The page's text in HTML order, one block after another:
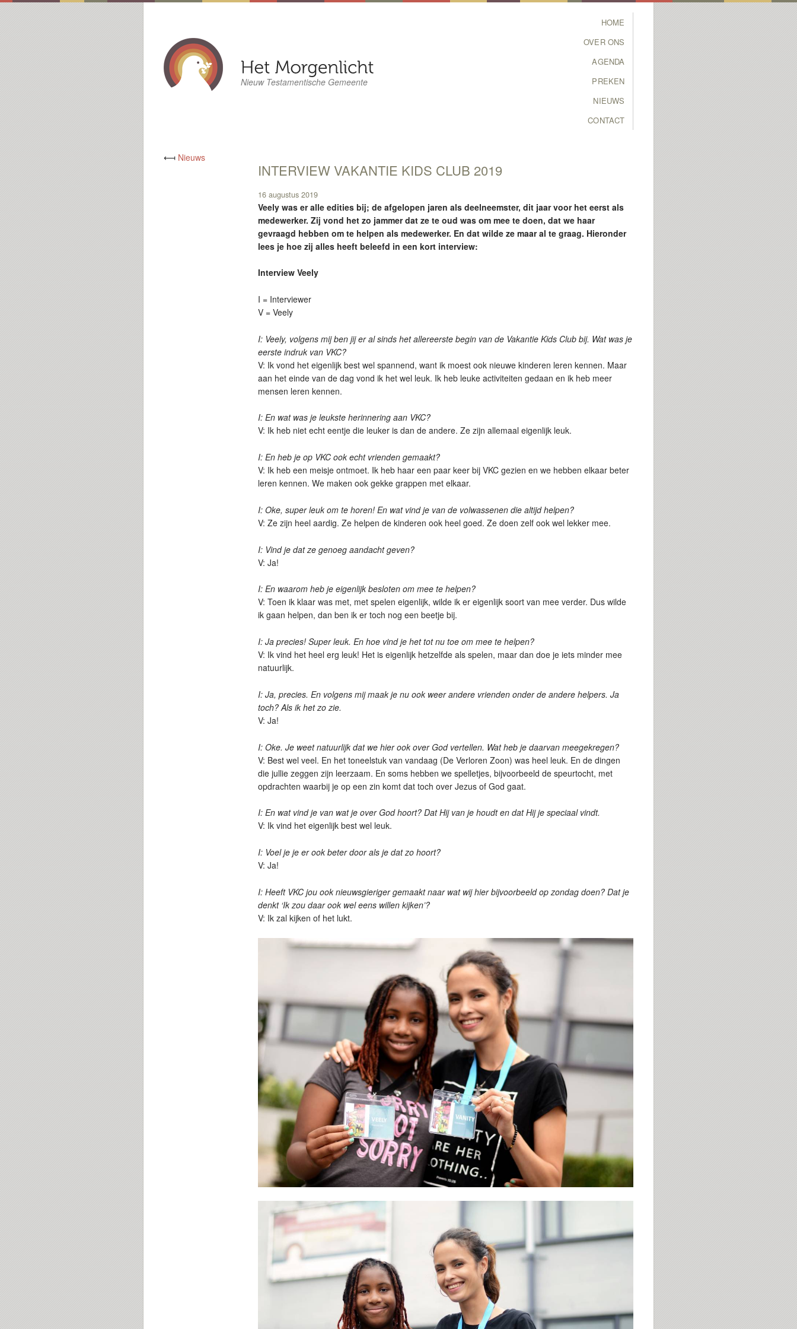
Nieuw Testamentische Gemeente
SKIP TO PRIMARY
CONTENT
SKIP TO SECONDARY
CONTENT
HOME
OVER ONS
AGENDA
PREKEN
NIEUWS
CONTACT
⟻ Nieuws
INTERVIEW VAKANTIE KIDS CLUB 2019
16 augustus 2019
Veely was er alle edities bij; de afgelopen jaren als deelneemster, dit jaar voor het eerst als
medewerker. Zij vond het zo jammer dat ze te oud was om mee te doen, dat we haar
gevraagd hebben om te helpen als medewerker. En dat wilde ze maar al te graag. Hieronder
lees je hoe zij alles heeft beleefd in een kort interview:
Interview Veely
I = Interviewer
V = Veely
I: Veely, volgens mij ben jij er al sinds het allereerste begin van de Vakantie Kids Club bij. Wat was je
eerste indruk van VKC?
V: Ik vond het eigenlijk best wel spannend, want ik moest ook nieuwe kinderen leren kennen. Maar
aan het einde van de dag vond ik het wel leuk. Ik heb leuke activiteiten gedaan en ik heb meer
mensen leren kennen.
I: En wat was je leukste herinnering aan VKC?
V: Ik heb niet echt eentje die leuker is dan de andere. Ze zijn allemaal eigenlijk leuk.
I: En heb je op VKC ook echt vrienden gemaakt?
V: Ik heb een meisje ontmoet. Ik heb haar een paar keer bij VKC gezien en we hebben elkaar beter
leren kennen. We maken ook gekke grappen met elkaar.
I: Oke, super leuk om te horen! En wat vind je van de volwassenen die altijd helpen?
V: Ze zijn heel aardig. Ze helpen de kinderen ook heel goed. Ze doen zelf ook wel lekker mee.
I: Vind je dat ze genoeg aandacht geven?
V: Ja!
I: En waarom heb je eigenlijk besloten om mee te helpen?
V: Toen ik klaar was met, met spelen eigenlijk, wilde ik er eigenlijk soort van mee verder. Dus wilde
ik gaan helpen, dan ben ik er toch nog een beetje bij.
I: Ja precies! Super leuk. En hoe vind je het tot nu toe om mee te helpen?
V: Ik vind het heel erg leuk! Het is eigenlijk hetzelfde als spelen, maar dan doe je iets minder mee
natuurlijk.
I: Ja, precies. En volgens mij maak je nu ook weer andere vrienden onder de andere helpers. Ja
toch? Als ik het zo zie.
V: Ja!
I: Oke. Je weet natuurlijk dat we hier ook over God vertellen. Wat heb je daarvan meegekregen?
V: Best wel veel. En het toneelstuk van vandaag (De Verloren Zoon) was heel leuk. En de dingen
die jullie zeggen zijn leerzaam. En soms hebben we spelletjes, bijvoorbeeld de speurtocht, met
opdrachten waarbij je op een zin komt dat toch over Jezus of God gaat.
I: En wat vind je van wat je over God hoort? Dat Hij van je houdt en dat Hij je speciaal vindt.
V: Ik vind het eigenlijk best wel leuk.
I: Voel je je er ook beter door als je dat zo hoort?
V: Ja!
I: Heeft VKC jou ook nieuwsgieriger gemaakt naar wat wij hier bijvoorbeeld op zondag doen? Dat je
denkt ‘Ik zou daar ook wel eens willen kijken’?
V: Ik zal kijken of het lukt.